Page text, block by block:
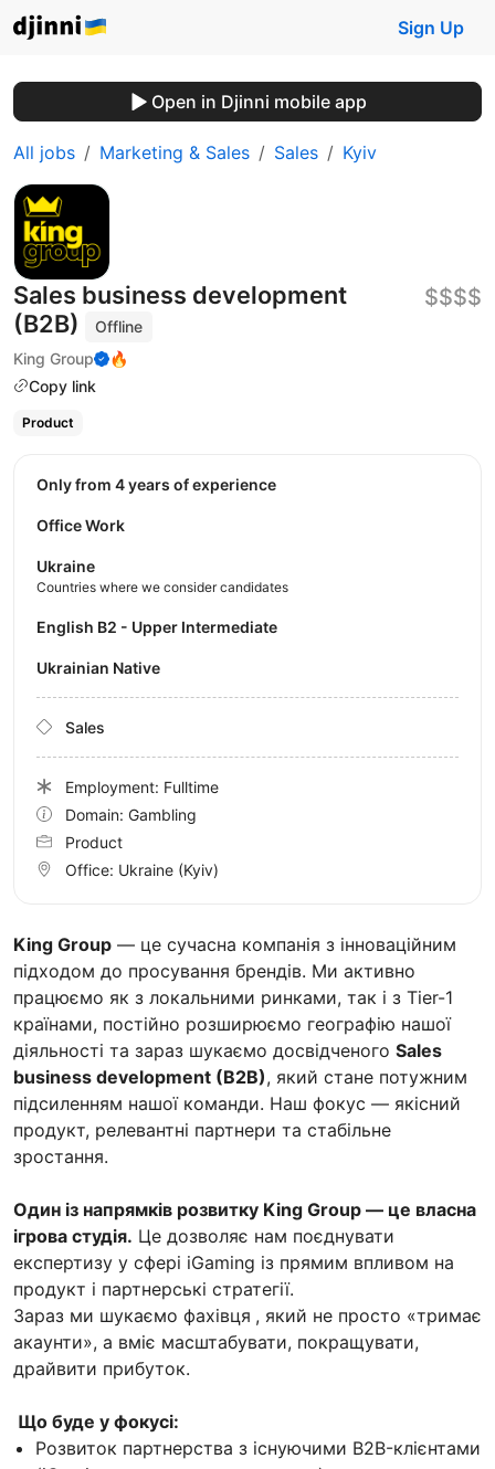
Sign Up
Open in Djinni mobile app
All jobs Marketing & Sales Sales Kyiv
Sales business development
(B2B)
Offline
King Group
🔥
Copy link
$$$$
Product
King Group — це сучасна компанія з інноваційним
підходом до просування брендів. Ми активно
працюємо як з локальними ринками, так і з Tier-1
країнами, постійно розширюємо географію нашої
діяльності та зараз шукаємо досвідченого Sales
business development (B2B), який стане потужним
підсиленням нашої команди. Наш фокус — якісний
продукт, релевантні партнери та стабільне
зростання.
Один із напрямків розвитку King Group — це власна
ігрова студія. Це дозволяє нам поєднувати
експертизу у сфері iGaming із прямим впливом на
продукт і партнерські стратегії.
Зараз ми шукаємо фахівця , який не просто «тримає
акаунти», а вміє масштабувати, покращувати,
драйвити прибуток.
Що буде у фокусі:
Розвиток партнерства з існуючими B2B-клієнтами
Only from 4 years of experience
Office Work
Ukraine
Countries where we consider candidates
English B2 - Upper Intermediate
Ukrainian Native
Sales
Employment: Fulltime
Domain: Gambling
Product
Office: Ukraine (Kyiv)